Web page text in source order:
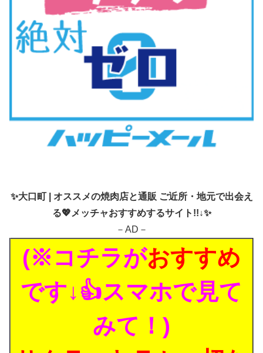
✨大口町 | オススメの焼肉店と通販 ご近所・地元で出会え
る💖メッチャおすすめするサイト!!↓✨
－AD－
(※コチラがおすすめ
です↓👍スマホで見て
みて！)